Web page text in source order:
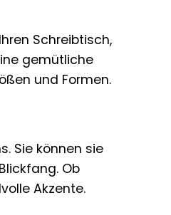
Schreibtisch,
gemütliche
und Formen.
Sie können sie
Ob
Akzente.